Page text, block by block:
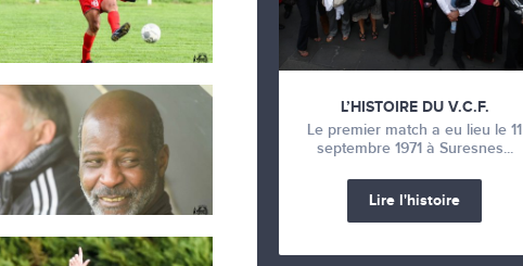
L’HISTOIRE DU V.C.F.
Le premier match a eu lieu le 11
septembre 1971 à Suresnes...
Lire l'histoire